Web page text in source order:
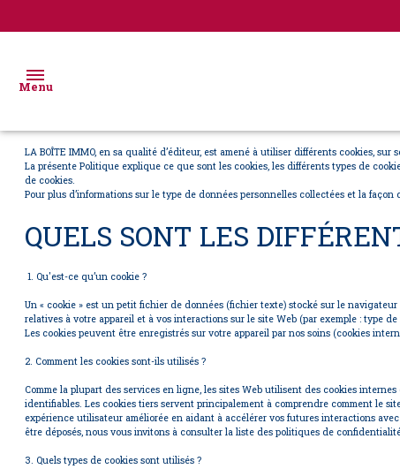
Menu
accueil
immobilier
professionnel
Location
immo
pro
Vente
immo
pro
alerte
ESPACE
PROPRIETAIRE
ACHAT VENTE
ESPACE
BAILLEUR/LOCATAIRE
LA BOÎTE IMMO, en sa qualité d’éditeur, est amené à utiliser différents cookies,
La présente Politique explique ce que sont les cookies, les différents types de
de cookies.
Pour plus d’informations sur le type de données personnelles collectées et la
QUELS SONT LES
1. Qu'est-ce qu’un cookie ?
Un « cookie » est un petit fichier de données (fichier texte) stocké sur le
relatives à votre appareil et à vos interactions sur le site Web (par exemple : type
Les cookies peuvent être enregistrés sur votre appareil par nos soins (cookies
2. Comment les cookies sont-ils utilisés ?
Comme la plupart des services en ligne, les sites Web utilisent des cookies
identifiables. Les cookies tiers servent principalement à comprendre comment le
expérience utilisateur améliorée en aidant à accélérer vos futures interactions
être déposés, nous vous invitons à consulter la liste des politiques de
3. Quels types de cookies sont utilisés ?